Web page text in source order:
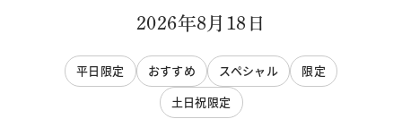
2026年8月18日
平日限定 おすすめ スペシャル
限定
土日祝限定